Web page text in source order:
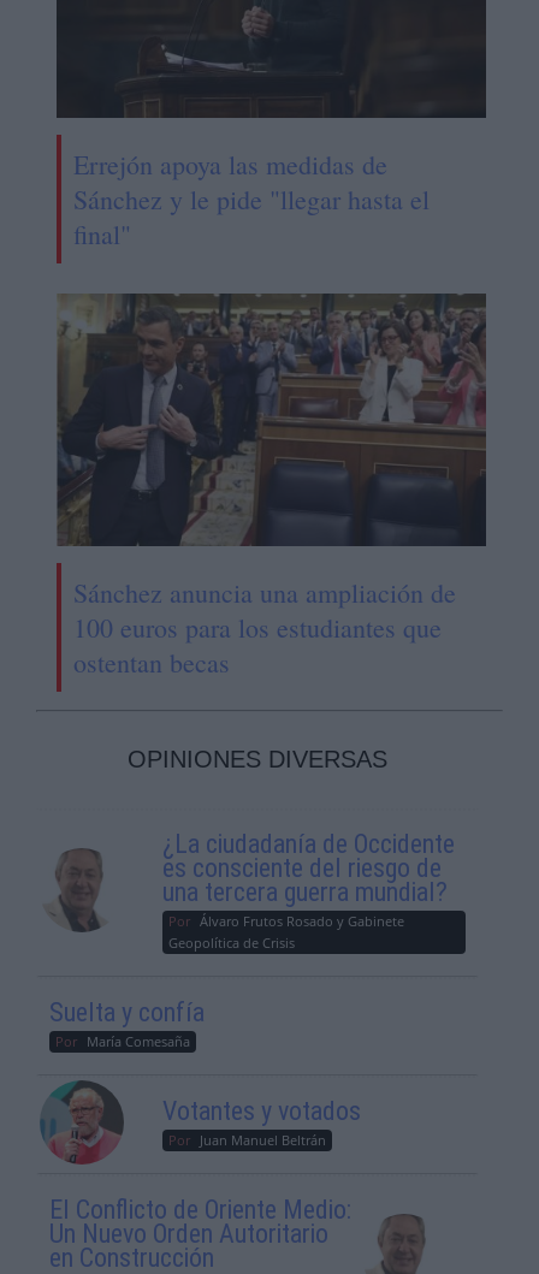
Errejón apoya las medidas de
Sánchez y le pide "llegar hasta el
final"
Sánchez anuncia una ampliación de
100 euros para los estudiantes que
ostentan becas
OPINIONES DIVERSAS
¿La ciudadanía de Occidente
es consciente del riesgo de
una tercera guerra mundial?
Por Álvaro Frutos Rosado y Gabinete
Geopolítica de Crisis
Suelta y confía
Por María Comesaña
Votantes y votados
Por Juan Manuel Beltrán
El Conflicto de Oriente Medio:
Un Nuevo Orden Autoritario
en Construcción